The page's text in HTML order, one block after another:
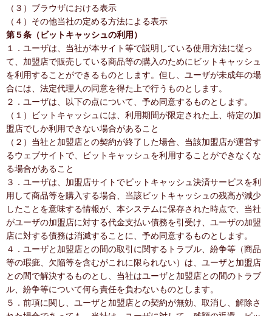
（３）ブラウザにおける表示
（４）その他当社の定める方法による表示
第５条（ビットキャッシュの利用）
１．ユーザは、当社が本サイト等で説明している使用方法に従っ
て、加盟店で販売している商品等の購入のためにビットキャッシュ
を利用することができるものとします。但し、ユーザが未成年の場
合には、法定代理人の同意を得た上で行うものとします。
２．ユーザは、以下の点について、予め同意するものとします。
（１）ビットキャッシュには、利用期間が限定された上、特定の加
盟店でしか利用できない場合があること
（２）当社と加盟店との契約が終了した場合、当該加盟店が運営す
るウェブサイトで、ビットキャッシュを利用することができなくな
る場合があること
３．ユーザは、加盟店サイトでビットキャッシュ決済サービスを利
用して商品等を購入する場合、当該ビットキャッシュの残高が減少
したことを意味する情報が、本システムに保存された時点で、当社
がユーザの加盟店に対する代金支払い債務を引受け、ユーザの加盟
店に対する債務は消滅することに、予め同意するものとします。
４．ユーザと加盟店との間の取引に関するトラブル、紛争等（商品
等の瑕疵、欠陥等を含むがこれに限られない）は、ユーザと加盟店
との間で解決するものとし、当社はユーザと加盟店との間のトラブ
ル、紛争等について何ら責任を負わないものとします。
５．前項に関し、ユーザと加盟店との契約が無効、取消し、解除さ